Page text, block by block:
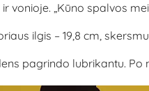
vonioje. „Kūno spalvos
ilgis – 19,8 cm,
pagrindo lubrikantu.